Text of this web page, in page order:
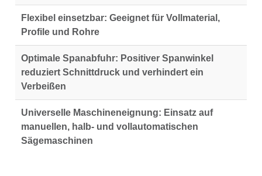
Flexibel einsetzbar: Geeignet für Vollmaterial,
Profile und Rohre
Optimale Spanabfuhr: Positiver Spanwinkel
reduziert Schnittdruck und verhindert ein
Verbeißen
Universelle Maschineneignung: Einsatz auf
manuellen, halb- und vollautomatischen
Sägemaschinen